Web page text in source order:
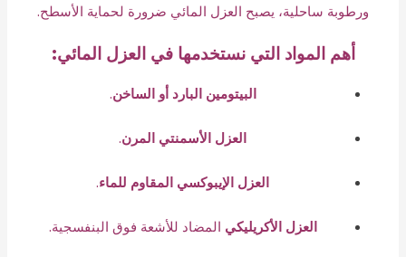
ورطوبة ساحلية، يصبح العزل المائي ضرورة لحماية الأسطح.
أهم المواد التي نستخدمها في العزل المائي:
البيتومين البارد أو الساخن.
العزل الأسمنتي المرن.
العزل الإيبوكسي المقاوم للماء.
العزل الأكريليكي المضاد للأشعة فوق البنفسجية.